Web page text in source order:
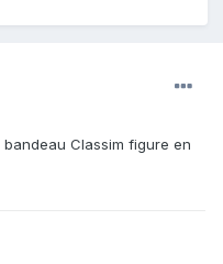
Classim figure en